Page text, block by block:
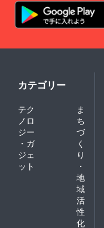
カテゴリー
テク
ノロ
ジー
・ガ
ジェ
ット
ま
ち
づ
く
り
・
地
域
活
性
化